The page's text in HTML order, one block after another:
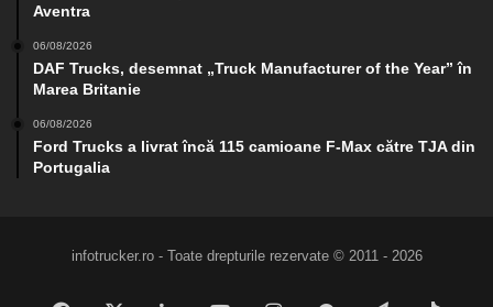
Aventra
06/08/2026
DAF Trucks, desemnat „Truck Manufacturer of the Year” în
Marea Britanie
06/08/2026
Ford Trucks a livrat încă 115 camioane F-Max către TJA din
Portugalia
infotrucker.ro - Toate drepturile rezervate © 2011 - 2026